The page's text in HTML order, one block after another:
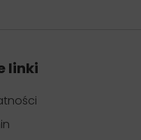
linki